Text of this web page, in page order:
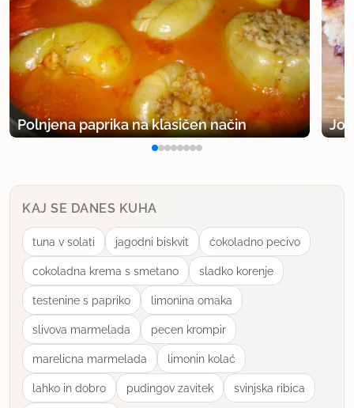
Polnjena paprika na klasičen način
KAJ SE DANES KUHA
tuna v solati jagodni biskvit ćokoladno pecivo
cokoladna krema s smetano sladko korenje
testenine s papriko limonina omaka
slivova marmelada pecen krompir
marelicna marmelada limonin kolać
lahko in dobro pudingov zavitek svinjska ribica